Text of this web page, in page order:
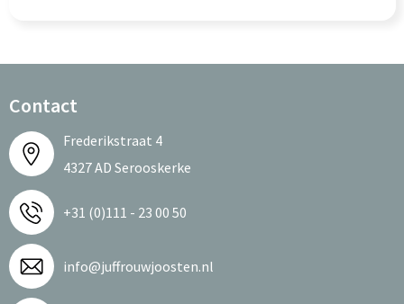
Contact
Frederikstraat 4
4327 AD Serooskerke
+31 (0)111 - 23 00 50
info@juffrouwjoosten.nl